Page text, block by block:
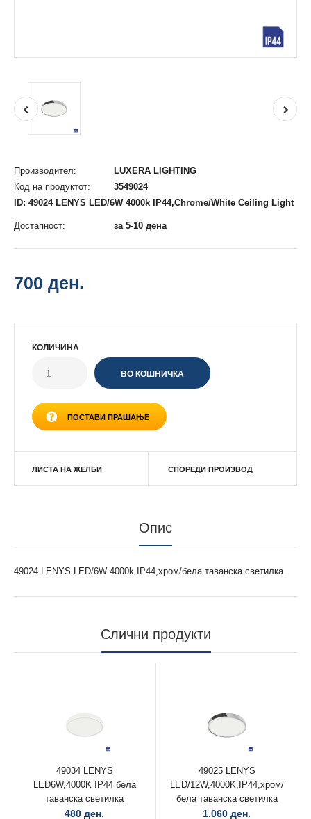
Производител:
LUXERA LIGHTING
Код на продуктот:
3549024
ID: 49024 LENYS LED/6W 4000k IP44,Chrome/White Ceiling Light
Достапност: за 5-10 дена
700 ден.
КОЛИЧИНА
ПОСТАВИ ПРАШАЊЕ
ЛИСТА НА ЖЕЛБИ СПОРЕДИ ПРОИЗВОД
Опис
49024 LENYS LED/6W 4000k IP44,хром/белa таванска светилка
Слични продукти
49034 LENYS
LED6W,4000K IP44 бела
таванска светилка
480 ден.
49025 LENYS
LED/12W,4000K,IP44,хром/
бела таванска светилка
1.060 ден.